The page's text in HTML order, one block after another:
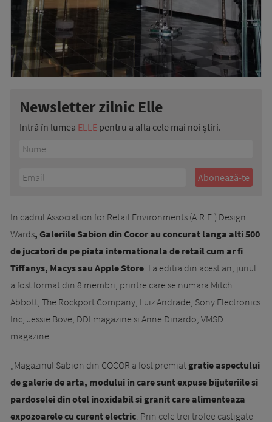
Newsletter zilnic Elle
Intră în lumea ELLE pentru a afla cele mai noi știri.
In cadrul Association for Retail Environments (A.R.E.) Design
Wards, Galeriile Sabion din Cocor au concurat langa alti 500
de jucatori de pe piata internationala de retail cum ar fi
Tiffanys, Macys sau Apple Store. La editia din acest an, juriul
a fost format din 8 membri, printre care se numara Mitch
Abbott, The Rockport Company, Luiz Andrade, Sony Electronics
Inc, Jessie Bove, DDI magazine si Anne Dinardo, VMSD
magazine.
„Magazinul Sabion din COCOR a fost premiat gratie aspectului
de galerie de arta, modului in care sunt expuse bijuteriile si
pardoselei din otel inoxidabil si granit care alimenteaza
expozoarele cu curent electric. Prin cele trei trofee castigate